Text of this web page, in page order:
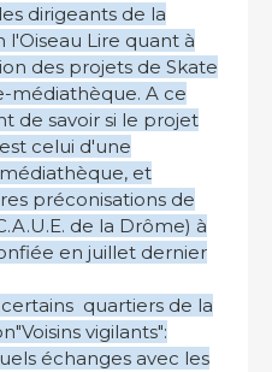
dirigeants de la
l'Oiseau Lire quant à
des projets de Skate
médiathèque. A ce
de savoir si le projet
celui d'une
et
préconisations de
de la Drôme) à
en juillet dernier
quartiers de la
vigilants":
échanges avec les